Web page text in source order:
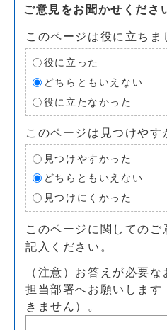
ご意見をお聞かせくださ
このページは役に立ちま
役に立った
どちらともいえない
役に立たなかった
このページは見つけやす
見つけやすかった
どちらともいえない
見つけにくかった
このページに関しての
記入ください。
（注意）お答えが必要
担当部署へお願いします
きません）。